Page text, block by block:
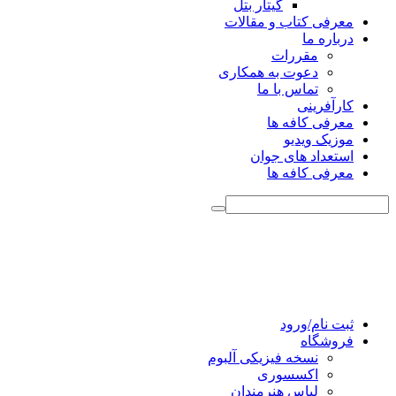
گیتار بتل
معرفی کتاب و مقالات
درباره ما
مقررات
دعوت به همکاری
تماس با ما
کارآفرینی
معرفی کافه ها
موزیک ویدیو
استعداد های جوان
معرفی کافه ها
ثبت نام/ورود
فروشگاه
نسخه فیزیکی آلبوم
اکسسوری
لباس هنرمندان